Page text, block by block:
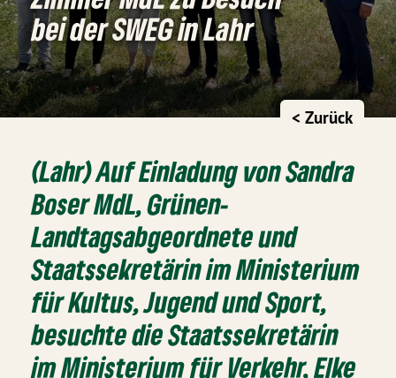
bei der SWEG in Lahr
< Zurück
(Lahr) Auf Einladung von Sandra
Boser MdL, Grünen-
Landtagsabgeordnete und
Staatssekretärin im Ministerium
für Kultus, Jugend und Sport,
besuchte die Staatssekretärin
im Ministerium für Verkehr, Elke